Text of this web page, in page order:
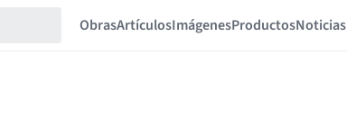
ObrasArtículosImágenesProductosNoticias